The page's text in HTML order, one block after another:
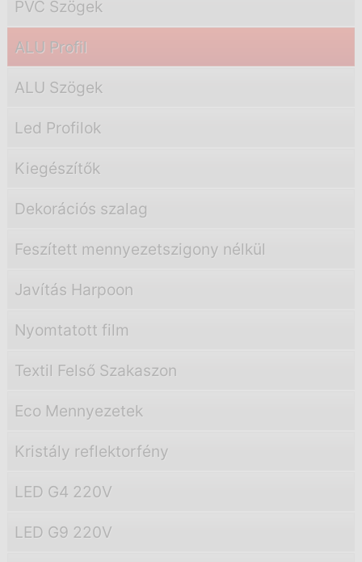
PVC Szögek
ALU Profil
ALU Szögek
Led Profilok
Kiegészítők
Dekorációs szalag
Feszített mennyezetszigony nélkül
Javítás Harpoon
Nyomtatott film
Textil Felső Szakaszon
Eco Mennyezetek
Kristály reflektorfény
LED G4 220V
LED G9 220V